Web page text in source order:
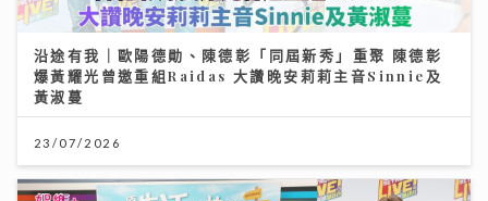
沿途有我｜歐陽德勛、陳德彰「同屆新秀」重聚 陳德彰
爆黃耀光曾邀重組Raidas 大讚晚安莉莉主音Sinnie及
黃淑蔓
23/07/2026